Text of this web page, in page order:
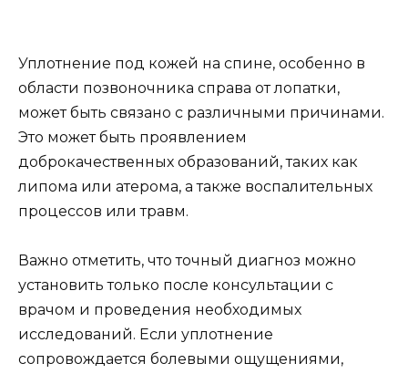
Уплотнение под кожей на спине, особенно в
области позвоночника справа от лопатки,
может быть связано с различными причинами.
Это может быть проявлением
доброкачественных образований, таких как
липома или атерома, а также воспалительных
процессов или травм.
Важно отметить, что точный диагноз можно
установить только после консультации с
врачом и проведения необходимых
исследований. Если уплотнение
сопровождается болевыми ощущениями,